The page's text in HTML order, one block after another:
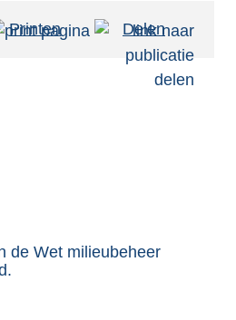
Printen Delen
de Wet milieubeheer